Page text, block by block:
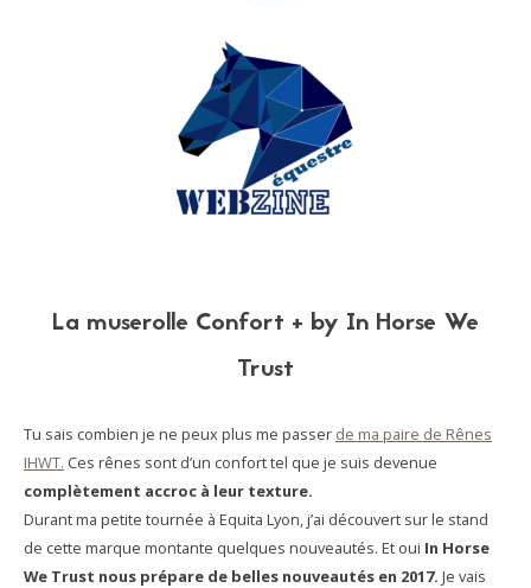
La muserolle Confort + by In Horse We
Trust
Tu sais combien je ne peux plus me passer de ma paire de Rênes
IHWT. Ces rênes sont d’un confort tel que je suis devenue
complètement accroc à leur texture.
Durant ma petite tournée à Equita Lyon, j’ai découvert sur le stand
de cette marque montante quelques nouveautés. Et oui In Horse
We Trust nous prépare de belles nouveautés en 2017. Je vais